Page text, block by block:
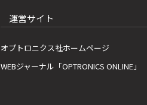
運営サイト
オプトロニクス社ホームページ
WEBジャーナル「OPTRONICS ONLINE」